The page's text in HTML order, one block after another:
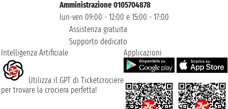
Amministrazione 0105704878
lun-ven 09:00 - 12:00 e 15:00 - 17:00
Assistenza gratuita
Supporto dedicato
Intelligenza Artificiale
Utilizza il GPT di Ticketcrociere
per trovare la crociera perfetta!
Applicazioni